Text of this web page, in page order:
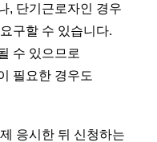
, 단기근로자인 경우
구할 수 있습니다.
수 있으므로
필요한 경우도
응시한 뒤 신청하는